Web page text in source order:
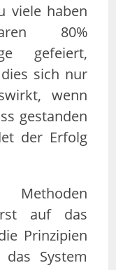
viele haben
80%
gefeiert,
sich nur
wenn
gestanden
der Erfolg
auf das
Prinzipien
System